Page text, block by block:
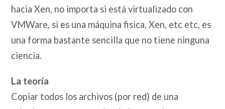
hacia Xen, no importa si está virtualizado con
VMWare, si es una máquina fisica, Xen, etc etc, es
una forma bastante sencilla que no tiene ninguna
ciencia.
La teoría
Copiar todos los archivos (por red) de una